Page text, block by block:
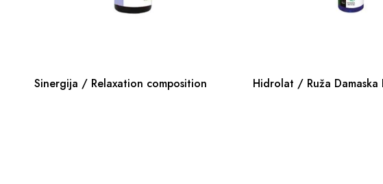
Sinergija / Relaxation composition Hidrolat / Ruža